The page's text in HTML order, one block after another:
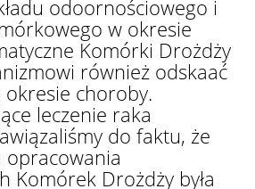
odoornościowego i
w okresie
Komórki Drożdży
również odskaać
choroby.
leczenie raka
do faktu, że
opracowania
Komórek Drożdży była